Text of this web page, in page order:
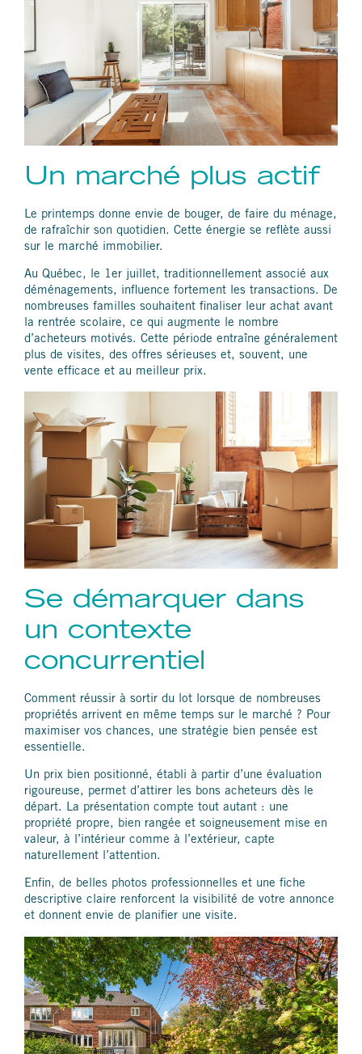
Un marché plus actif
Le printemps donne envie de bouger, de faire du ménage,
de rafraîchir son quotidien. Cette énergie se reflète aussi
sur le marché immobilier.
Au Québec, le 1er juillet, traditionnellement associé aux
déménagements, influence fortement les transactions. De
nombreuses familles souhaitent finaliser leur achat avant
la rentrée scolaire, ce qui augmente le nombre
d’acheteurs motivés. Cette période entraîne généralement
plus de visites, des offres sérieuses et, souvent, une
vente efficace et au meilleur prix.
Se démarquer dans
un contexte
concurrentiel
Comment réussir à sortir du lot lorsque de nombreuses
propriétés arrivent en même temps sur le marché ? Pour
maximiser vos chances, une stratégie bien pensée est
essentielle.
Un prix bien positionné, établi à partir d’une évaluation
rigoureuse, permet d’attirer les bons acheteurs dès le
départ. La présentation compte tout autant : une
propriété propre, bien rangée et soigneusement mise en
valeur, à l’intérieur comme à l’extérieur, capte
naturellement l’attention.
Enfin, de belles photos professionnelles et une fiche
descriptive claire renforcent la visibilité de votre annonce
et donnent envie de planifier une visite.